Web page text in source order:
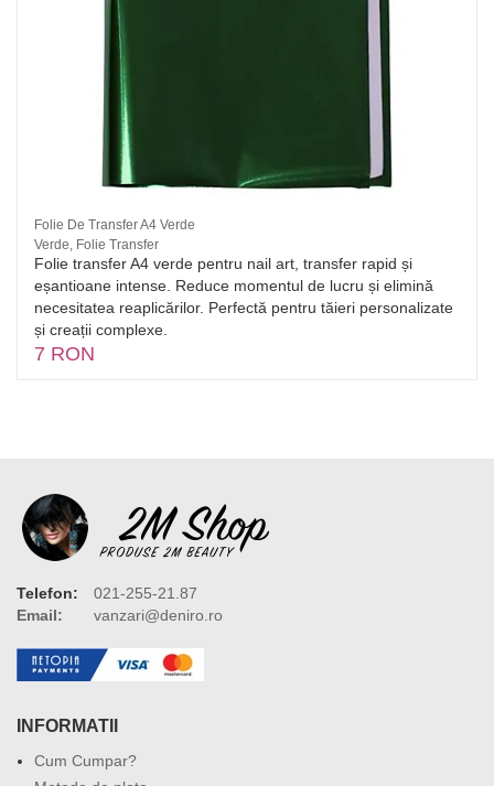
Folie De Transfer A4 Verde
Verde, Folie Transfer
Folie transfer A4 verde pentru nail art, transfer rapid și
eșantioane intense. Reduce momentul de lucru și elimină
necesitatea reaplicărilor. Perfectă pentru tăieri personalizate
și creații complexe.
7 RON
Telefon:
021-255-21.87
Email:
vanzari@deniro.ro
INFORMATII
Cum Cumpar?